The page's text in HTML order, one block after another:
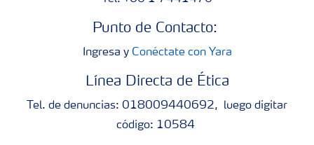
Punto de Contacto:
Ingresa y Conéctate con Yara
Línea Directa de Ética
Tel. de denuncias: 018009440692, luego digitar
código: 10584